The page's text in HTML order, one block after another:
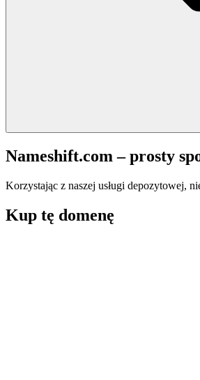
Nameshift.com – prosty
Korzystając z naszej usługi depozytowej,
Kup tę domenę